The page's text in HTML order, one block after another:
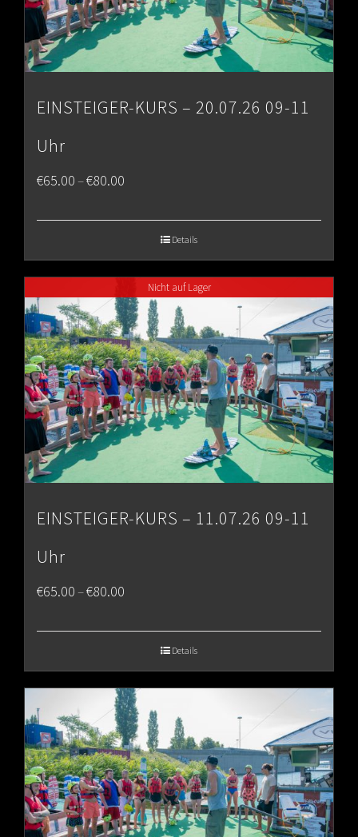
EINSTEIGER-KURS – 20.07.26 09-11
Uhr
€65.00–€80.00
€80.00
Details
Nicht auf Lager
EINSTEIGER-KURS – 11.07.26 09-11
Uhr
€65.00–€80.00
€80.00
Details